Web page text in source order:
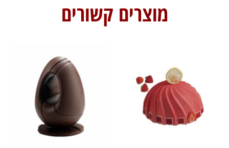
מוצרים קשורים